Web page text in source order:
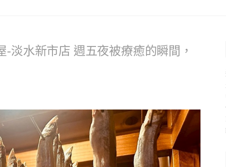
-淡水新市店 週五夜被療癒的瞬間，